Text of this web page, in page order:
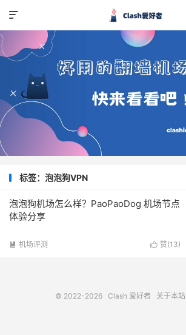

标签：泡泡狗VPN
泡泡狗机场怎么样？PaoPaoDog 机场节点
体验分享
 赞(13)
 机场评测
© 2022-2026 Clash 爱好者 关于本站